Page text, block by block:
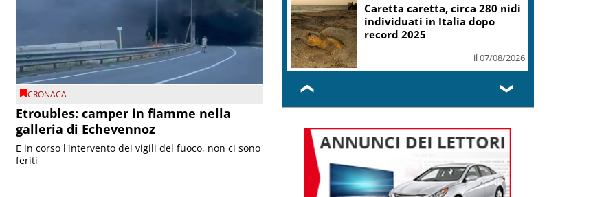
CRONACA
Etroubles: camper in fiamme nella
galleria di Echevennoz
E in corso l'intervento dei vigili del fuoco, non ci sono
feriti
Caretta caretta, circa 280 nidi
individuati in Italia dopo
record 2025
il 07/08/2026
❮ ❯